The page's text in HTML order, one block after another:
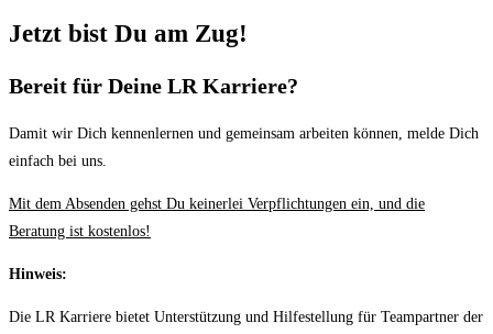
Jetzt bist Du am Zug!
Bereit für Deine LR Karriere?
Damit wir Dich kennenlernen und gemeinsam arbeiten können, melde Dich
einfach bei uns.
Mit dem Absenden gehst Du keinerlei Verpflichtungen ein, und die
Beratung ist kostenlos!
Hinweis:
Die LR Karriere bietet Unterstützung und Hilfestellung für Teampartner der